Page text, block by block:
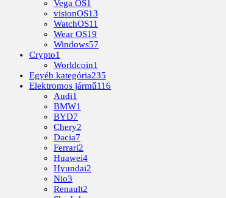
Vega OS1
visionOS13
WatchOS11
Wear OS19
Windows57
Crypto1
Worldcoin1
Egyéb kategória235
Elektromos jármű116
Audi1
BMW1
BYD7
Chery2
Dacia7
Ferrari2
Huawei4
Hyundai2
Nio3
Renault2